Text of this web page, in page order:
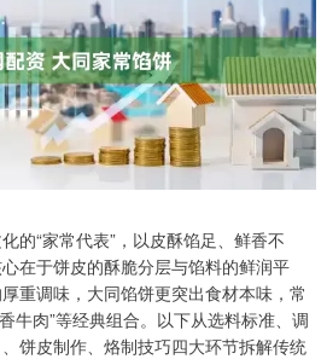
的“家常代表”，以皮酥馅足、鲜香不
在于饼皮的酥脆分层与馅料的鲜润平
重调味，大同馅饼更突出食材本味，常
牛肉”等经典组合。以下从选料标准、调
饼皮制作、烙制技巧四大环节拆解传统